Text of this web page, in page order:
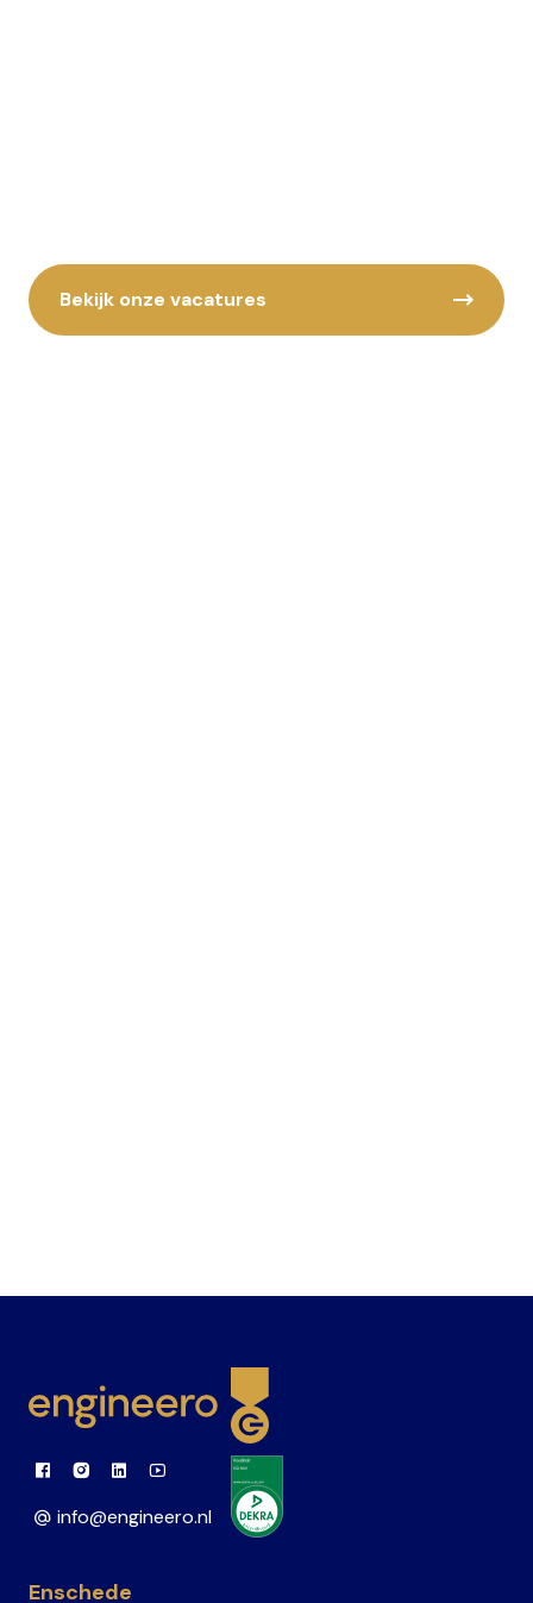
Bekijk onze vacatures
Link to Facebook
Link to Instagram
Link to Linkedin
Link to Youtube
info@engineero.nl
Enschede